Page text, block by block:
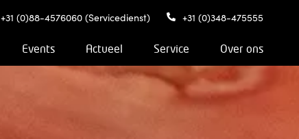
+31 (0)88-4576060 (Servicedienst) +31 (0)348-475555
Events Actueel Service Over ons